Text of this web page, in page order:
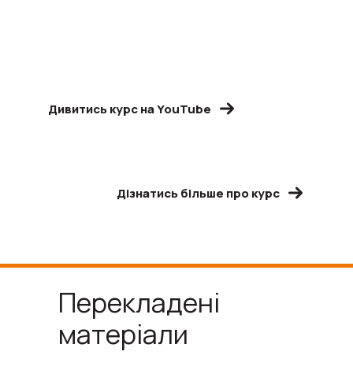
Дивитись курс на YouTube
Дізнатись більше про курс
Перекладені
матеріали